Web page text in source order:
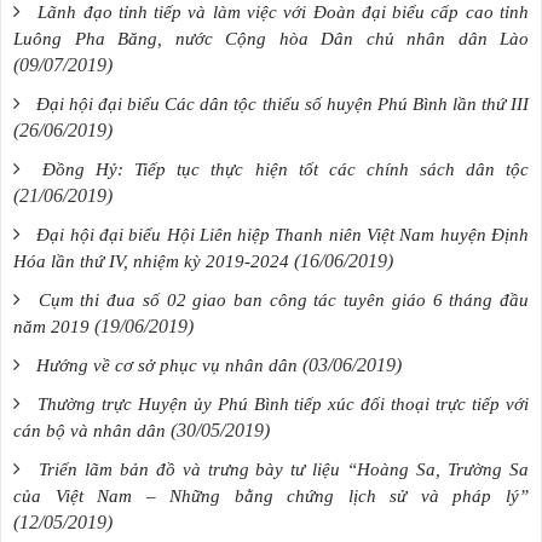
Lãnh đạo tỉnh tiếp và làm việc với Đoàn đại biểu cấp cao tỉnh
Luông Pha Băng, nước Cộng hòa Dân chủ nhân dân Lào
(09/07/2019)
Đại hội đại biểu Các dân tộc thiểu số huyện Phú Bình lần thứ III
(26/06/2019)
Đồng Hỷ: Tiếp tục thực hiện tốt các chính sách dân tộc
(21/06/2019)
Đại hội đại biểu Hội Liên hiệp Thanh niên Việt Nam huyện Định
Hóa lần thứ IV, nhiệm kỳ 2019-2024 (16/06/2019)
Cụm thi đua số 02 giao ban công tác tuyên giáo 6 tháng đầu
năm 2019 (19/06/2019)
Hướng về cơ sở phục vụ nhân dân (03/06/2019)
Thường trực Huyện ủy Phú Bình tiếp xúc đối thoại trực tiếp với
cán bộ và nhân dân (30/05/2019)
Triển lãm bản đồ và trưng bày tư liệu “Hoàng Sa, Trường Sa
của Việt Nam – Những bằng chứng lịch sử và pháp lý”
(12/05/2019)